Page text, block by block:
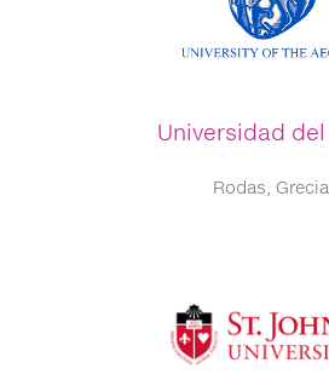
Universidad del
Rodas, Grecia